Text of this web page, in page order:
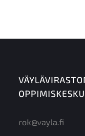
rok@vayla.fi